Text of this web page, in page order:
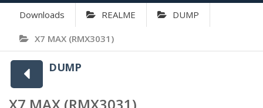
Downloads REALME DUMP
X7 MAX (RMX3031)
DUMP
X7 MAX (RMX3031)